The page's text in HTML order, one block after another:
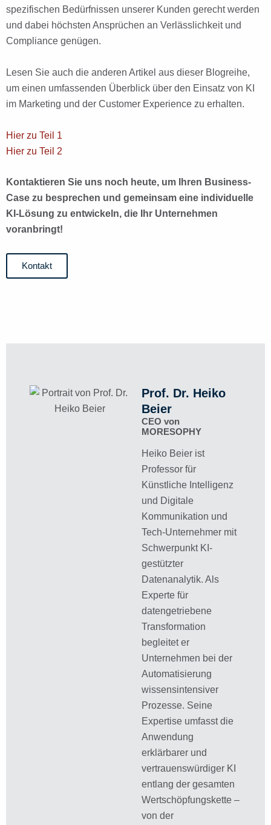
spezifischen Bedürfnissen unserer Kunden gerecht werden
und dabei höchsten Ansprüchen an Verlässlichkeit und
Compliance genügen.
Lesen Sie auch die anderen Artikel aus dieser Blogreihe,
um einen umfassenden Überblick über den Einsatz von KI
im Marketing und der Customer Experience zu erhalten.
Hier zu Teil 1
Hier zu Teil 2
Kontaktieren Sie uns noch heute, um Ihren Business-
Case zu besprechen und gemeinsam eine individuelle
KI-Lösung zu entwickeln, die Ihr Unternehmen
voranbringt!
Kontakt
Prof. Dr. Heiko
Beier
CEO von
MORESOPHY
Heiko Beier ist
Professor für
Künstliche Intelligenz
und Digitale
Kommunikation und
Tech-Unternehmer mit
Schwerpunkt KI-
gestützter
Datenanalytik. Als
Experte für
datengetriebene
Transformation
begleitet er
Unternehmen bei der
Automatisierung
wissensintensiver
Prozesse. Seine
Expertise umfasst die
Anwendung
erklärbarer und
vertrauenswürdiger KI
entlang der gesamten
Wertschöpfungskette –
von der